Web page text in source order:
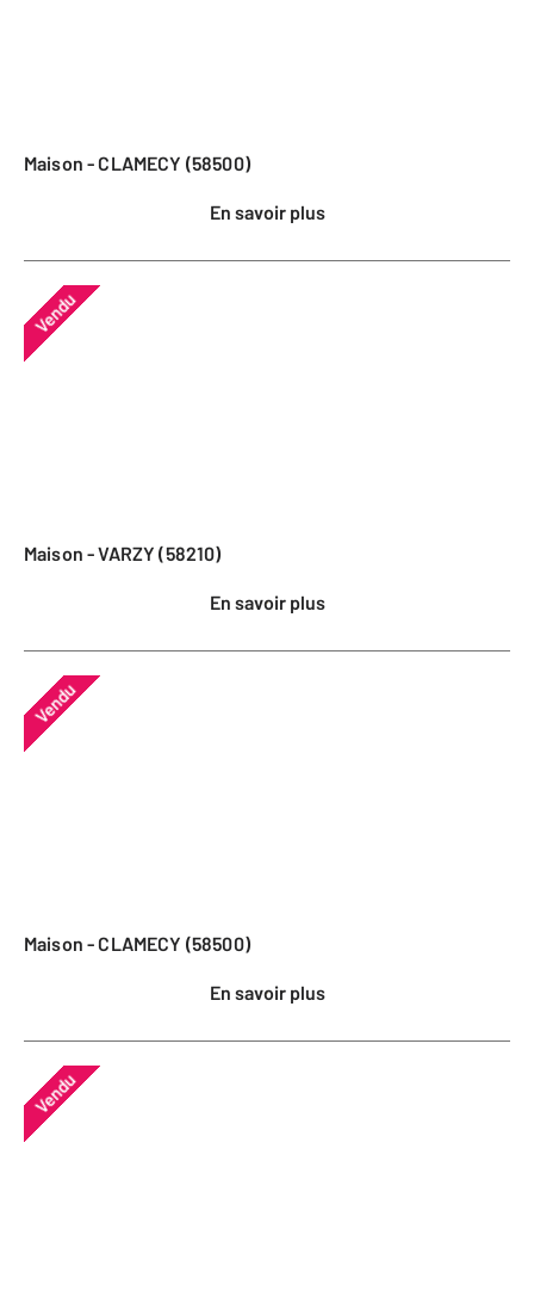
Maison - CLAMECY (58500)
En savoir plus
Vendu
Maison - VARZY (58210)
En savoir plus
Vendu
Maison - CLAMECY (58500)
En savoir plus
Vendu